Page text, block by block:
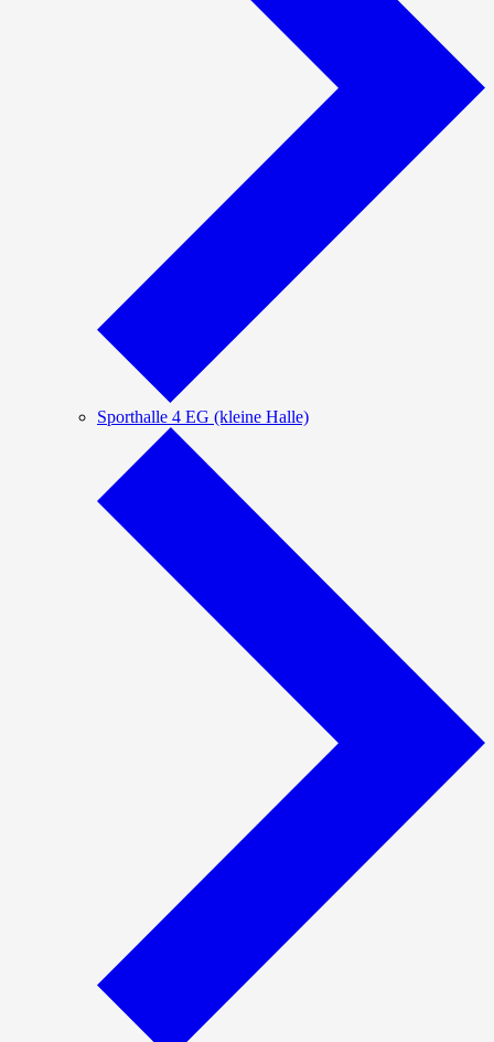
Sporthalle 4 EG (kleine Halle)